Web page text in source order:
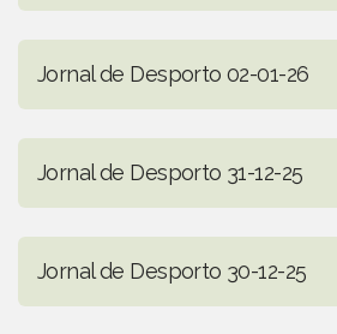
Jornal de Desporto 02-01-26
Jornal de Desporto 31-12-25
Jornal de Desporto 30-12-25